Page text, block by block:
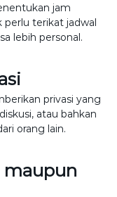
jam
perlu terikat jadwal
lebih personal.
privasi yang
atau bahkan
orang lain.
maupun